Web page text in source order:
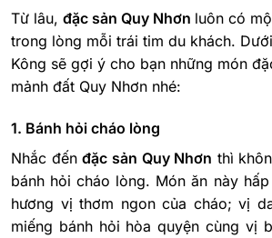
Từ lâu, đặc sản Quy Nhơn luôn có
trong lòng mỗi trái tim du khách.
Kông sẽ gợi ý cho bạn những món
mảnh đất Quy Nhơn nhé:
1. Bánh hỏi cháo lòng
Nhắc đếnđặc sản Quy Nhơn thì
bánh hỏi cháo lòng. Món ăn này
hương vị thơm ngon của cháo; vị
miếng bánh hỏi hòa quyện cùng vị